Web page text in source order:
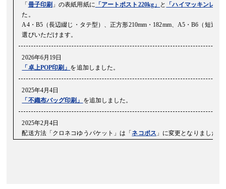
「 冊子印刷 」の表紙用紙に 「アートポスト220kg」 と
「ハイマッキンレー
た。
A4・B5（長辺綴じ・タテ型）、正方形210mm・182mm、A5・B6（短辺
選びいただけます。
2026年6月19日
「卓上POP印刷」 を追加しました。
2025年4月4日
「不織布バッグ印刷」 を追加しました。
2025年2月4日
配送方法「クロネコゆうパケット」は「ネコポス 」に変更となりました。